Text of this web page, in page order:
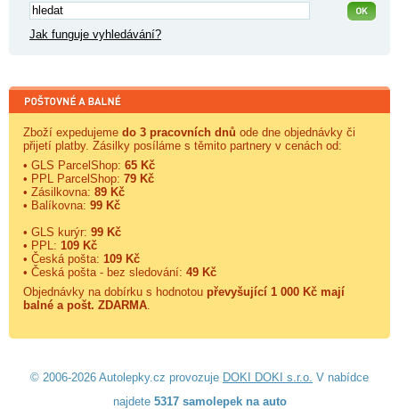
Jak funguje vyhledávání?
Zboží expedujeme do 3 pracovních dnů ode dne objednávky či
přijetí platby. Zásilky posíláme s těmito partnery v cenách od:
• GLS ParcelShop: 65 Kč
• PPL ParcelShop: 79 Kč
• Zásilkovna: 89 Kč
• Balíkovna: 99 Kč
• GLS kurýr: 99 Kč
• PPL: 109 Kč
• Česká pošta: 109 Kč
• Česká pošta - bez sledování: 49 Kč
Objednávky na dobírku s hodnotou převyšující 1 000 Kč mají
balné a pošt. ZDARMA
© 2006-2026 Autolepky.cz provozuje DOKI DOKI s.r.o. V nabídce
najdete 5317 samolepek na auto